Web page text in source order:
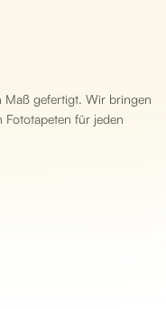
Maß gefertigt. Wir bringen
für jeden